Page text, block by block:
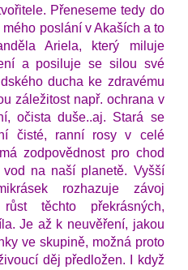
Přeneseme tedy do
poslání v Akaších a to
Ariela, který miluje
a posiluje se silou své
ducha ke zdravému
záležitost např. ochrana v
očista duše..aj. Stará se
čisté, ranní rosy v celé
zodpovědnost pro chod
na naší planetě. Vyšší
rozhazuje závoj
těchto překrásných,
Je až k neuvěření, jakou
ve skupině, možná proto
děj předložen. I když